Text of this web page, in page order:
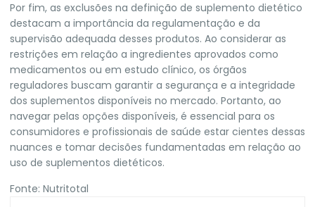
Por fim, as exclusões na definição de suplemento dietético
destacam a importância da regulamentação e da
supervisão adequada desses produtos. Ao considerar as
restrições em relação a ingredientes aprovados como
medicamentos ou em estudo clínico, os órgãos
reguladores buscam garantir a segurança e a integridade
dos suplementos disponíveis no mercado. Portanto, ao
navegar pelas opções disponíveis, é essencial para os
consumidores e profissionais de saúde estar cientes dessas
nuances e tomar decisões fundamentadas em relação ao
uso de suplementos dietéticos.
Fonte: Nutritotal